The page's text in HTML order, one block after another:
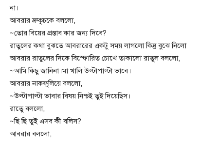
না।
আবরার ভ্রুকুচকে বললো,
~তোর বিয়ের প্রস্তাব কার জন্য দিবে?
রাতুলের কথা বুঝতে আবরারের একটু সময় লাগলো কিন্তু বুঝে নিলো
আবরার রাতুলের দিকে বিস্ফোরিত চোখে তাকালো রাতুল বললো,
~আমি কিছু জানিনা।মা খালি উল্টাপাল্টা ভাবে।
আবরার নাকফুলিয়ে বললো,
~উল্টাপাল্টা ভাবার বিষয় নিশ্চই তুই দিয়েছিস।
রাতুে বললো,
~ছি ছি তুই এসব কী বলিস?
আবরার বললো,